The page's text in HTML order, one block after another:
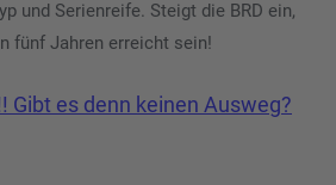
und Serienreife. Steigt die BRD ein,
fünf Jahren erreicht sein!
Gibt es denn keinen Ausweg?